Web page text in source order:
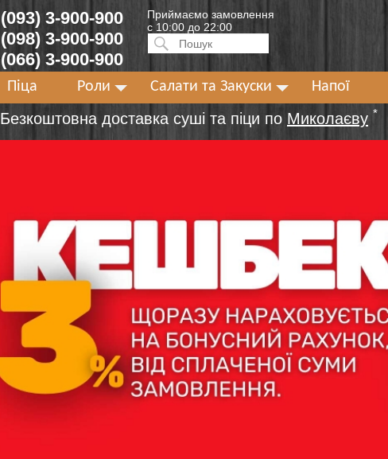
(093) 3-900-900
(098) 3-900-900
(066) 3-900-900
Приймаємо замовлення
с 10:00 до 22:00
Искать:ПОИСК
Піца Роли Салати та Закуски Напої
Безкоштовна доставка суші та піци по Миколаєву *